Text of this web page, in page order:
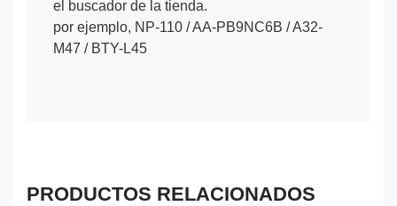
el buscador de la tienda.
por ejemplo, NP-110 / AA-PB9NC6B / A32-
M47 / BTY-L45
PRODUCTOS RELACIONADOS